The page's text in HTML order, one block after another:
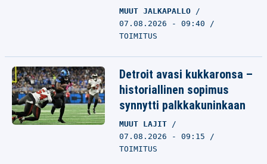
MUUT JALKAPALLO
07.08.2026 - 09:40
TOIMITUS
Detroit avasi kukkaronsa –
historiallinen sopimus
synnytti palkkakuninkaan
MUUT LAJIT
07.08.2026 - 09:15
TOIMITUS